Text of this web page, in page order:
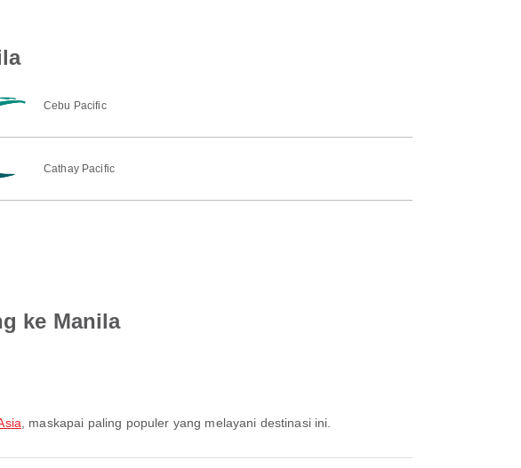
Cebu Pacific
Cathay Pacific
ke Manila
, maskapai paling populer yang melayani destinasi ini.